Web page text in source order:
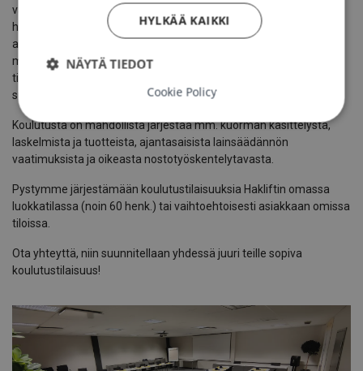
vältytään henkilö- ja ainevahingoilta. Koulutamme
henkilöstöämme jatkuvasti ja järjestämme koulutuspäiviä myös
asiakkaillemme. Pitkän kokemuksen sekä tuote- ja
markkinatietouden avulla pystymme tuomaan ajantasaisen
tiedon koulutuksiimme niin tuotteiden kuin lainsäädännönkin
suhteen.
Koulutusta on mahdollista järjestää mm. kuorman käsittelystä,
laskelmista ja tuotteista, ajantasaisista lainsäädännön
vaatimuksista ja oikeasta nostotyöskentelytavasta.
Pystymme järjestämään koulutustilaisuuksia Hakliftin omassa
luokkatilassa (noin 60 henk.) tai vaihtoehtoisesti asiakkaan omissa
tiloissa.
Ota yhteyttä, niin suunnitellaan yhdessä juuri teille sopiva
koulutustilaisuus!
HYLKÄÄ KAIKKI
NÄYTÄ TIEDOT
Cookie Policy